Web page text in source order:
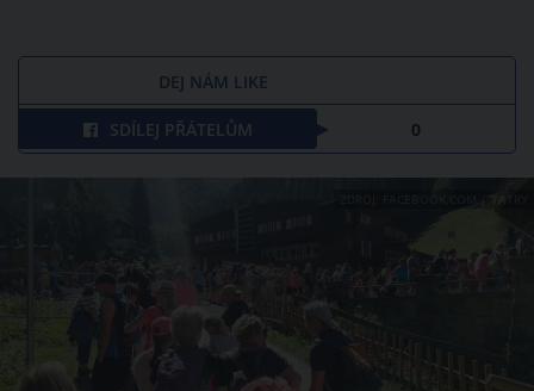
DEJ NÁM LIKE
SDÍLEJ PŘÁTELŮM 0